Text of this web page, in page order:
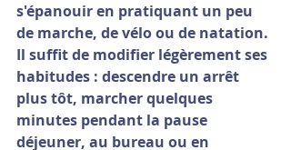
s'épanouir en pratiquant un peu
de marche, de vélo ou de natation.
Il suffit de modifier légèrement ses
habitudes : descendre un arrêt
plus tôt, marcher quelques
minutes pendant la pause
déjeuner, au bureau ou en